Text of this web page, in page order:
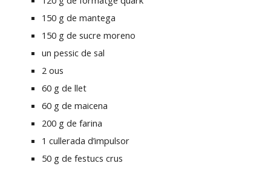
150 g de mantega
150 g de sucre moreno
un pessic de sal
2 ous
60 g de llet
60 g de maicena
200 g de farina
1 cullerada d’impulsor
50 g de festucs crus